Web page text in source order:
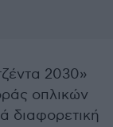
2030»
οπλικών
διαφορετική